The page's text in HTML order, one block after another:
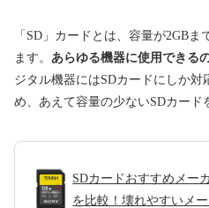
「SD」カードとは、容量が2GB
ます。 あらゆる機器に使用できる
ジタル機器にはSDカードにしか対
め、あえて容量の少ないSDカード
SDカードおすすめメー
を比較！壊れやすいメ